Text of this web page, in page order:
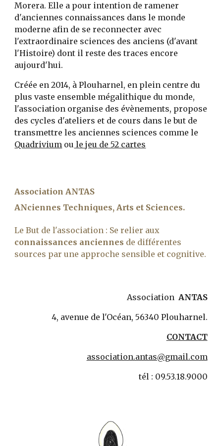
Morera. Elle a pour intention de ramener
d'anciennes connaissances dans le monde
moderne afin de se reconnecter avec
l'extraordinaire sciences des anciens (d'avant
l'Histoire) dont il reste des traces encore
aujourd'hui.
Créée en 2014, à Plouharnel, en plein centre du
plus vaste ensemble mégalithique du monde,
l'association organise des évènements, propose
des cycles d'ateliers et de cours dans le but de
transmettre les anciennes sciences comme le
Quadrivium ou le jeu de 52 cartes
Association ANTAS
ANciennes Techniques, Arts et Sciences.
Le But de l'association : Se relier aux
connaissances anciennes de différentes
sources par une approche sensible et cognitive.
Association ANTAS
4, avenue de l'Océan, 56340 Plouharnel.
CONTACT
association.antas@gmail.com
tél : 09.53.18.9000